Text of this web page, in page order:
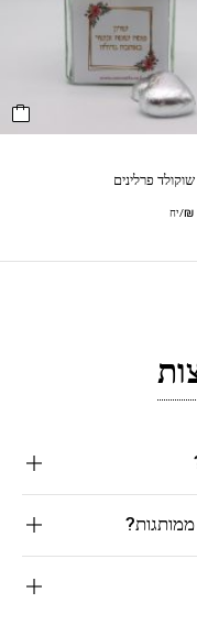
פרלינים
₪/יח